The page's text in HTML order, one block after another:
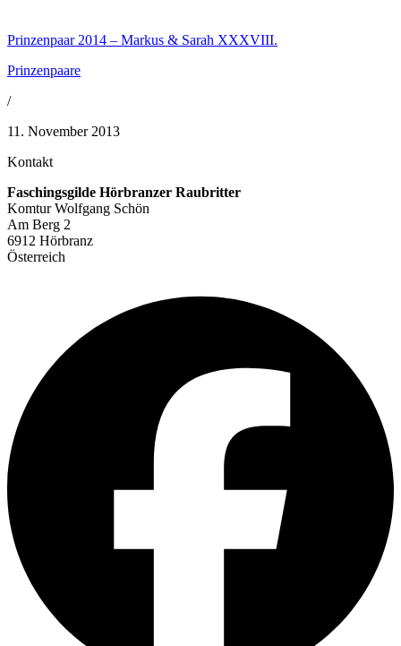
Prinzenpaar 2014 – Markus & Sarah XXXVIII.
Prinzenpaare
/
11. November 2013
Kontakt
Faschingsgilde Hörbranzer Raubritter
Komtur Wolfgang Schön
Am Berg 2
6912 Hörbranz
Österreich